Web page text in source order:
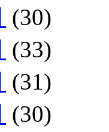
(30)
(33)
(31)
(30)